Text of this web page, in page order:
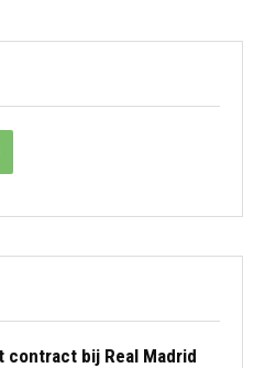
bij Real Madrid